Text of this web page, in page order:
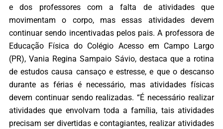
e dos professores com a falta de atividades que
movimentam o corpo, mas essas atividades devem
continuar sendo incentivadas pelos pais. A professora de
Educação Física do Colégio Acesso em Campo Largo
(PR), Vania Regina Sampaio Sávio, destaca que a rotina
de estudos causa cansaço e estresse, e que o descanso
durante as férias é necessário, mas atividades físicas
devem continuar sendo realizadas. “É necessário realizar
atividades que envolvam toda a família, tais atividades
precisam ser divertidas e contagiantes, realizar atividades